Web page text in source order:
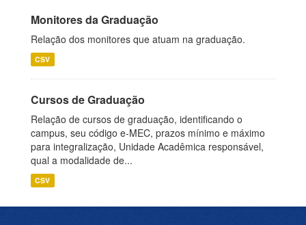
Monitores da Graduação
Relação dos monitores que atuam na graduação.
CSV
Cursos de Graduação
Relação de cursos de graduação, identificando o
campus, seu código e-MEC, prazos mínimo e máximo
para integralização, Unidade Acadêmica responsável,
qual a modalidade de...
CSV